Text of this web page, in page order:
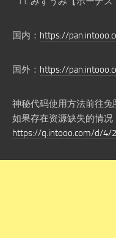
国内： https://
国外： https://
神秘代码使用方法前往兔
如果存在资源缺失的情况
https://q.intooo.com/d/4/